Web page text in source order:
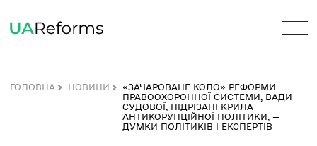
«ЗАЧАРОВАНЕ КОЛО» РЕФОРМИ
ПРАВООХОРОННОЇ СИСТЕМИ,
СУДОВОЇ, ПІДРІЗАНІ КРИЛА
АНТИКОРУПЦІЙНОЇ ПОЛІТИКИ, —